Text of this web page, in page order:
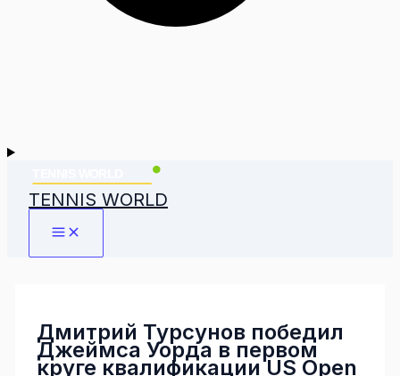
TENNIS WORLD
Дмитрий Турсунов победил
Джеймса Уорда в первом
круге квалификации US Open